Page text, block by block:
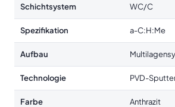
Schichtsystem WC/C
Spezifikation a-C:H:Me
Aufbau
Technologie PVD-
Farbe Anthrazit